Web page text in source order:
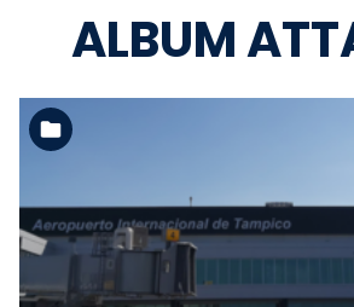
ALBUM
Voir l'album